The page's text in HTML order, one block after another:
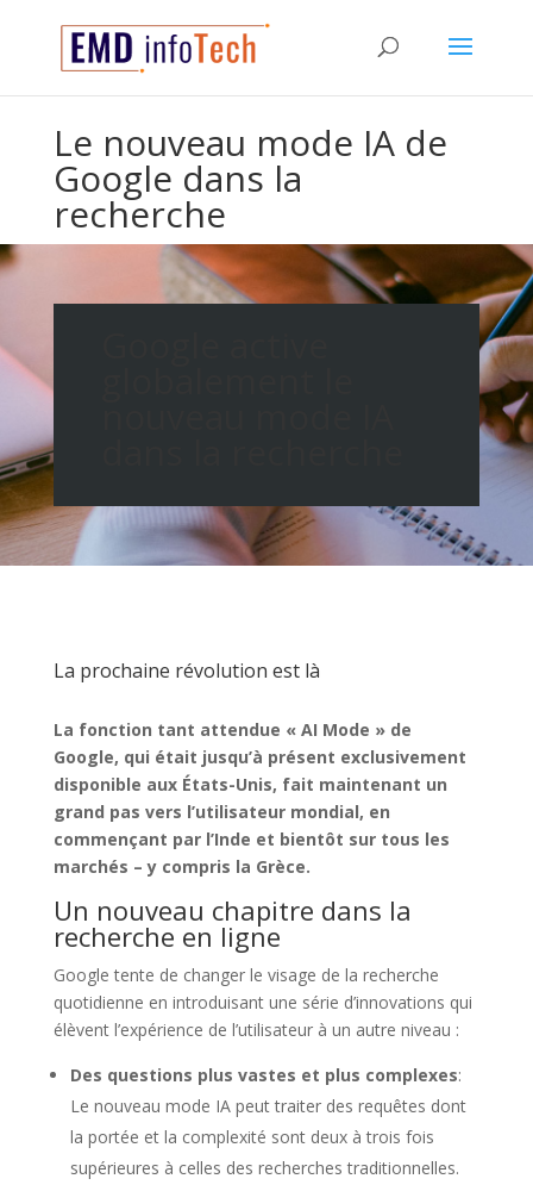
Le nouveau mode IA de
Google dans la
recherche
La prochaine révolution est là
La fonction tant attendue « AI Mode » de
Google, qui était jusqu’à présent exclusivement
disponible aux États-Unis, fait maintenant un
grand pas vers l’utilisateur mondial, en
commençant par l’Inde et bientôt sur tous les
marchés – y compris la Grèce.
Un nouveau chapitre dans la
recherche en ligne
Google tente de changer le visage de la recherche
quotidienne en introduisant une série d’innovations qui
élèvent l’expérience de l’utilisateur à un autre niveau :
Des questions plus vastes et plus complexes:
Le nouveau mode IA peut traiter des requêtes dont
la portée et la complexité sont deux à trois fois
supérieures à celles des recherches traditionnelles.